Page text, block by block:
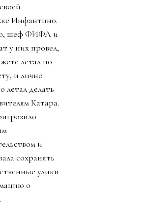
Инфантино.
шеф ФИФА и
у них провел,
летал по
и лично
летал делать
Катара.
и
сохранять
улики
о